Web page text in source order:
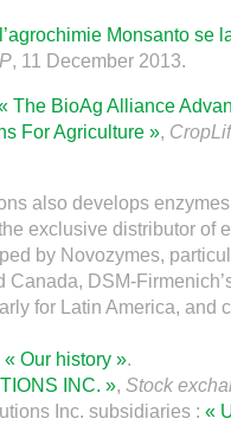
Monsanto se
, 11 December 2013.
The BioAg Alliance
For Agriculture »,
also develops
exclusive distributor of
by Novozymes,
Canada, DSM-
for Latin America, and
« Our history ».
INC. », Stock
Inc. subsidiaries : «